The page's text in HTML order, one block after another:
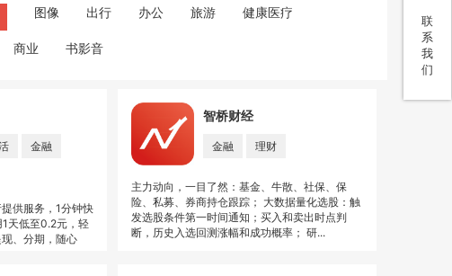
联
系
我
们
图像 出行 办公 旅游 健康医疗
商业 书影音
金融
供服务，1分钟快
天低至0.2元，轻
、分期，随心
智桥财经
金融 理财
主力动向，一目了然：基金、牛散、社保、保
险、私募、券商持仓跟踪； 大数据量化选股：触
发选股条件第一时间通知；买入和卖出时点判
断，历史入选回测涨幅和成功概率； 研...